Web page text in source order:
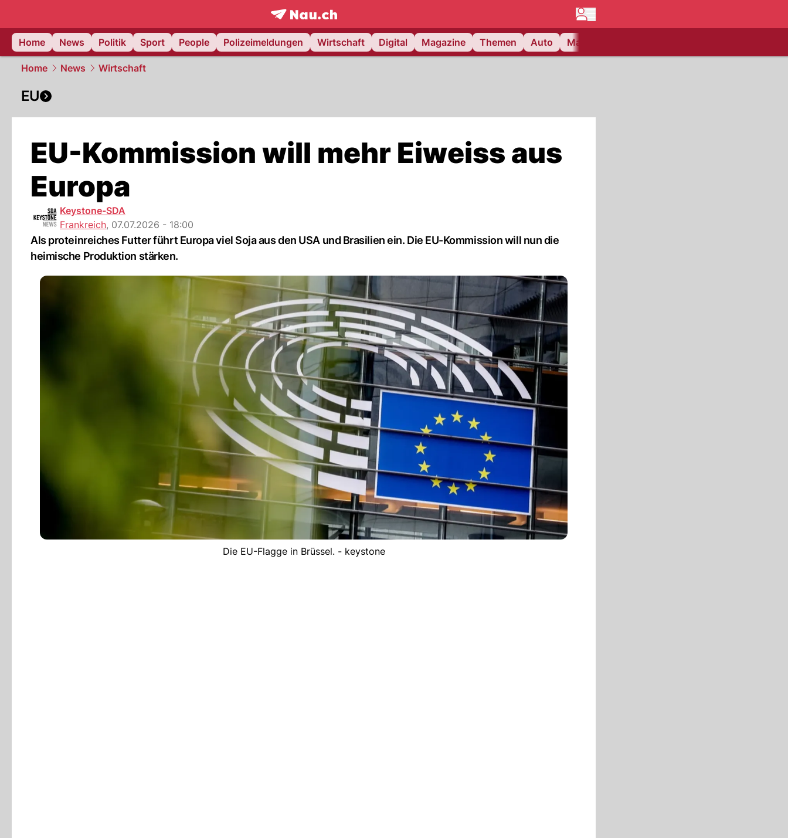
frontpage.NAU.ch
Home
News Politik Sport People Polizeimeldungen Wirtschaft Digital Magazine Themen Auto Matchcenter
Home News Wirtschaft
EU
EU-Kommission will mehr Eiweiss aus
Europa
Keystone-SDA
Frankreich, 07.07.2026 - 18:00
Als proteinreiches Futter führt Europa viel Soja aus den USA und Brasilien ein. Die EU-Kommission will nun die
heimische Produktion stärken.
Die EU-Flagge in Brüssel. - keystone